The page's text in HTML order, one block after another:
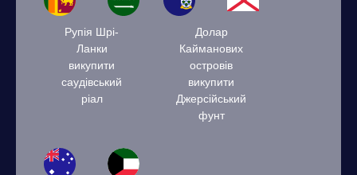
Рупія Шрі-
Ланки
викупити
саудівський
ріал
Долар
Кайманових
островів
викупити
Джерсійський
фунт